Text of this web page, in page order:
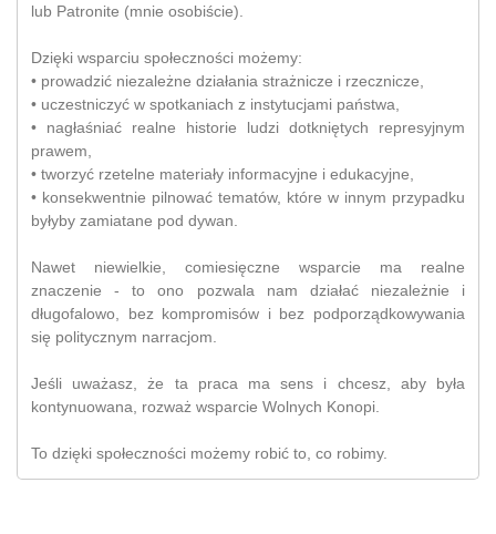
lub Patronite (mnie osobiście).
Dzięki wsparciu społeczności możemy:
• prowadzić niezależne działania strażnicze i rzecznicze,
• uczestniczyć w spotkaniach z instytucjami państwa,
• nagłaśniać realne historie ludzi dotkniętych represyjnym
prawem,
• tworzyć rzetelne materiały informacyjne i edukacyjne,
• konsekwentnie pilnować tematów, które w innym przypadku
byłyby zamiatane pod dywan.
Nawet niewielkie, comiesięczne wsparcie ma realne
znaczenie - to ono pozwala nam działać niezależnie i
długofalowo, bez kompromisów i bez podporządkowywania
się politycznym narracjom.
Jeśli uważasz, że ta praca ma sens i chcesz, aby była
kontynuowana, rozważ wsparcie Wolnych Konopi.
To dzięki społeczności możemy robić to, co robimy.